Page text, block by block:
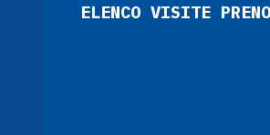
ELENCO VISITE